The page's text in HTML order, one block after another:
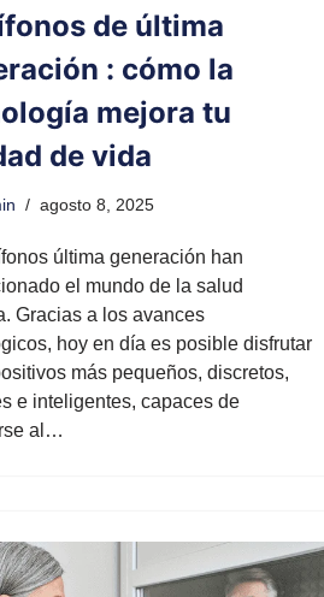
de última
: cómo la
mejora tu
de vida
agosto 8, 2025
última generación han
el mundo de la salud
Gracias a los avances
hoy en día es posible disfrutar
más pequeños, discretos,
e inteligentes, capaces de
al…